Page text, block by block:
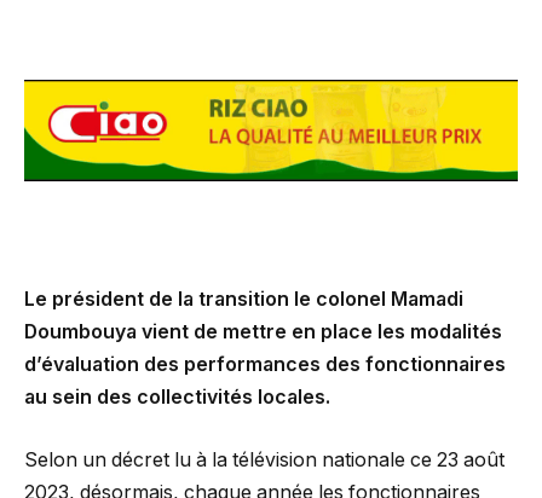
Le président de la transition le colonel Mamadi
Doumbouya vient de mettre en place les modalités
d’évaluation des performances des fonctionnaires
au sein des collectivités locales.
Selon un décret lu à la télévision nationale ce 23 août
2023, désormais, chaque année les fonctionnaires